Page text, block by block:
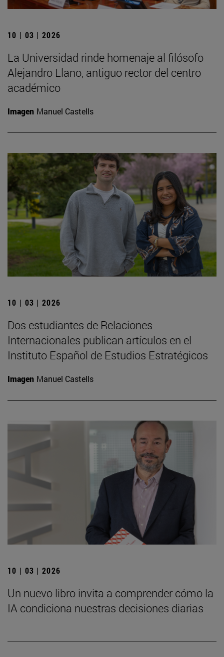
10 | 03 | 2026
La Universidad rinde homenaje al filósofo
Alejandro Llano, antiguo rector del centro
académico
Imagen Manuel Castells
10 | 03 | 2026
Dos estudiantes de Relaciones
Internacionales publican artículos en el
Instituto Español de Estudios Estratégicos
Imagen Manuel Castells
10 | 03 | 2026
Un nuevo libro invita a comprender cómo la
IA condiciona nuestras decisiones diarias